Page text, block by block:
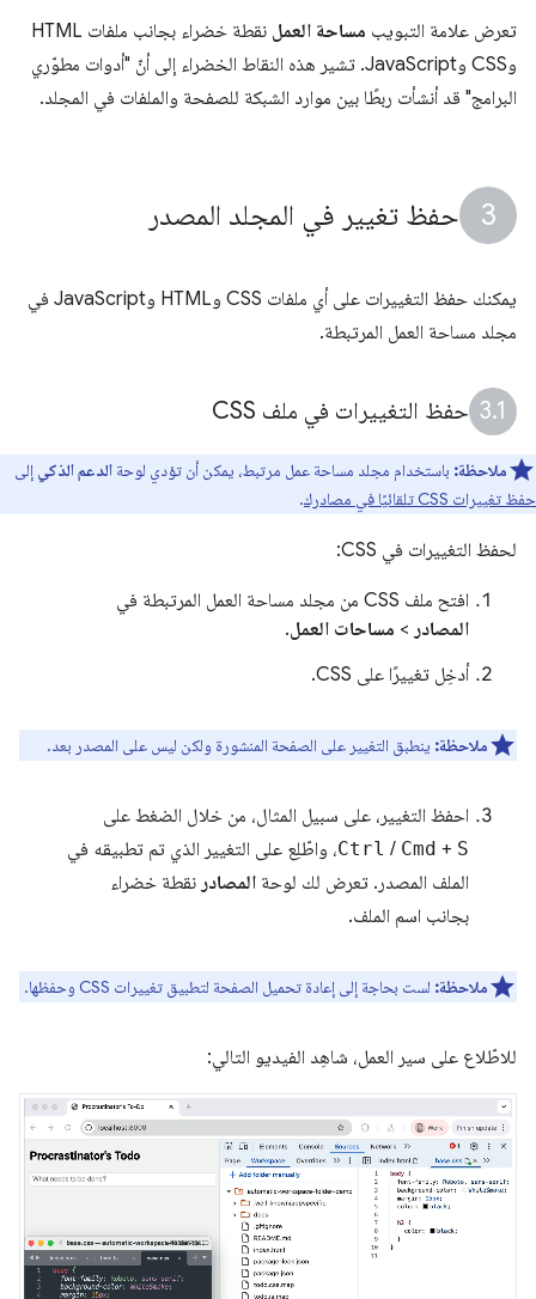
تعرض علامة التبويب مساحة العمل
نقطة خضراء بجانب ملفات HTML
وCSS وJavaScript. تشير هذه النقاط الخضراء إلى أنّ "أدوات مطوّري
البرامج" قد أنشأت ربطًا بين موارد الشبكة للصفحة والملفات في المجلد.
حفظ تغيير في المجلد المصدر
يمكنك حفظ التغييرات على أي ملفات CSS وHTML وJavaScript في
مجلد مساحة العمل المرتبطة.
حفظ التغييرات في ملف CSS
ملاحظة: باستخدام مجلد مساحة عمل مرتبط، يمكن أن تؤدي لوحة الدعم الذكي إلى
حفظ تغييرات CSS تلقائيًا في مصادرك
.
لحفظ التغييرات في CSS:
افتح ملف CSS من مجلد مساحة العمل المرتبطة في
المصادر > مساحات العمل.
أدخِل تغييرًا على CSS.
ملاحظة: ينطبق التغيير على الصفحة المنشورة ولكن ليس على المصدر بعد.
احفظ التغيير، على سبيل المثال، من خلال الضغط على
Ctrl / Cmd + S
، واطّلِع على التغيير الذي تم تطبيقه في
الملف المصدر. تعرض لك لوحة المصادر نقطة خضراء
بجانب اسم الملف.
ملاحظة: لست بحاجة إلى إعادة تحميل الصفحة لتطبيق تغييرات CSS وحفظها.
للاطّلاع على سير العمل، شاهِد الفيديو التالي: